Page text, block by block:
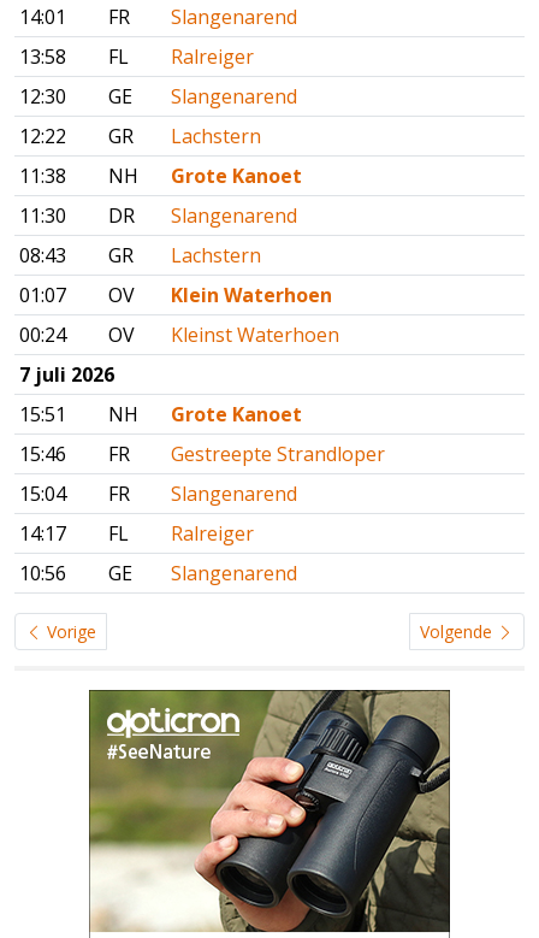
14:01
FR
Slangenarend
13:58
FL
Ralreiger
12:30
GE
Slangenarend
12:22
GR
Lachstern
11:38
NH
Grote Kanoet
11:30
DR
Slangenarend
08:43
GR
Lachstern
01:07
OV
Klein Waterhoen
00:24
OV
Kleinst Waterhoen
7 juli 2026
15:51
NH
Grote Kanoet
15:46
FR
Gestreepte Strandloper
15:04
FR
Slangenarend
14:17
FL
Ralreiger
10:56
GE Slangenarend
Vorige Volgende